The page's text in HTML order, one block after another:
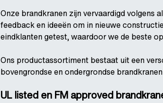
Onze brandkranen zijn vervaardigd volgens
feedback en ideeën om in nieuwe
eindklanten getest, waardoor we de beste
Ons productassortiment bestaat uit een
bovengrondse en ondergrondse
UL listed en FM approved